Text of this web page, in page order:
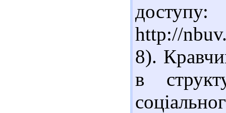
доступу:
http://
8).
в